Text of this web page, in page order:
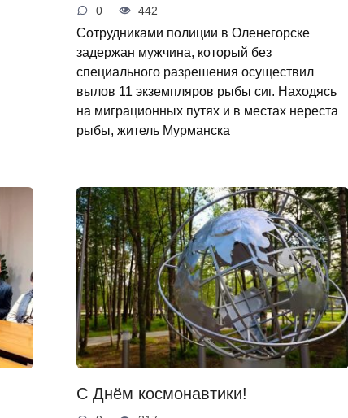
0 442
Сотрудниками полиции в Оленегорске
задержан мужчина, который без
специального разрешения осуществил
вылов 11 экземпляров рыбы сиг. Находясь
на миграционных путях и в местах нереста
рыбы, житель Мурманска
С Днём космонавтики!